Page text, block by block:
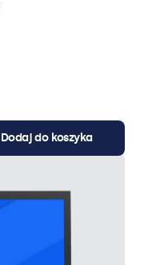
Dodaj do koszyka